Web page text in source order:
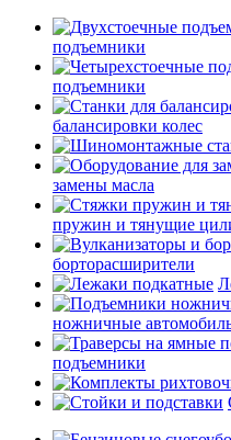
подъемники
подъемники
балансировки колес
замены масла
пружин и тянущие
борторасширители
ножничные
подъемники